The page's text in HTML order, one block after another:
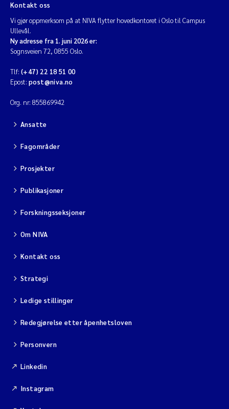
Kontakt oss
Vi gjør oppmerksom på at NIVA flytter hovedkontoret i Oslo til Campus
Ullevål.
Ny adresse fra 1. juni 2026 er:
Sognsveien 72, 0855 Oslo.
Tlf: (+47) 22 18 51 00
Epost: post@niva.no
Org. nr: 855869942
Ansatte
Fagområder
Prosjekter
Publikasjoner
Forskningsseksjoner
Om NIVA
Kontakt oss
Strategi
Ledige stillinger
Redegjørelse etter åpenhetsloven
Personvern
Linkedin
Instagram